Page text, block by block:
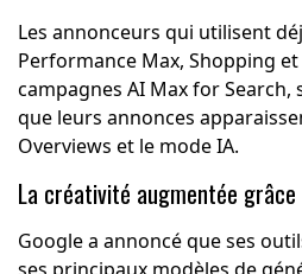
Les annonceurs qui utilisent
Performance Max, Shopping
campagnes AI Max for
que leurs annonces
Overviews et le mode IA.
La créativité augmentée grâce
Google a annoncé que ses